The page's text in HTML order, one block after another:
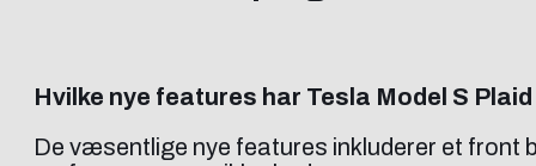
Hvilke nye features har Tesla Model S
De væsentlige nye features inkluderer et